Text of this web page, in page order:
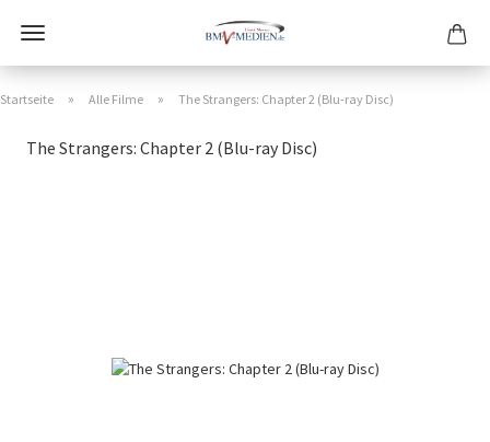
Startseite » Alle Filme » The Strangers: Chapter 2 (Blu-ray Disc)
The Strangers: Chapter 2 (Blu-ray Disc)